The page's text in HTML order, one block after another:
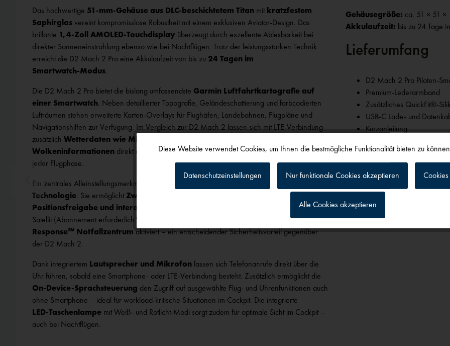
Das hochwertige 51‑mm‑Gehäuse aus DLC‑beschichtetem Titan mit kratzfestem
Saphirglasvereint kompromisslose Robustheit mit einem exklusiven Aviator‑Design. Das
brillante 1,4‑Zoll AMOLED‑Touchdisplay überzeugt durch exzellente Ablesbarkeit bei
direkter Sonneneinstrahlung ebenso wie bei Nachtflügen. Trotz der leistungsstarken Technik
erreicht die D2 Mach 2 Pro eine Akkulaufzeit von bis zu 24 Tagen im
Smartwatch‑Modus.
Die D2 Mach 2 Pro bietet die bislang umfassendste Garmin Luftfahrtkartografie auf
einer Smartwatch. Neben detaillierter Topografie, Geländeschattierung und farbcodierten
Lufträumen stehen erweiterte Karten‑Overlays für Flughäfen, Landebahnen, Flugpläne und
Navigationshilfen zur Verfügung. Im Vergleich zur D2 Mach 2 lassen sich mit LTE‑Verbindung
zusätzlich Wetterdaten wie METARs, TAFs, NEXRAD‑Radar sowie Wind‑ und
Wolkeninformationen direkt auf der Karte darstellen – für fundierte Entscheidungen in
jeder Flugphase.
Ein zentrales Alleinstellungsmerkmal der D2 Mach 2 Pro ist die integrierte
Technologie. Sie ermöglichtZwei‑Wege‑Textnachrichten, LiveTrack™
Positionsfreigabe und interaktive SOS‑Funktionen
sowohl über LTE als auch über
Satellit (Abonnement erforderlich**). Im Notfall wird das rund um die Uhr besetzteGarmin
Response℠ Notfallzentrum aktiviert – ein entscheidender Sicherheitsvorteil gegenüber
der D2 Mach 2.
Dank integriertem Lautsprecher und Mikrofon lassen sich Telefonanrufe direkt über die
Uhr führen, sobald eine Smartphone‑ oder LTE‑Verbindung besteht. Zusätzlich ermöglicht die
On‑Device‑Sprachsteuerung den Zugriff auf ausgewählte Flug‑ und Uhrenfunktionen auch
ohne Smartphone – ideal für workload‑kritische Situationen im Cockpit. Die integrierte
LED‑Taschenlampe mit Weiß‑ und Rotlicht‑Modi sorgt zudem für optimale Sicht im Cockpit –
auch bei Nachtflügen.
Gehäusegröße: ca. 51 × 51 ×
Akkulaufzeit: bis zu 24 Tage
Lieferumfang
D2 Mach 2 Pro
Premium‑Lederarmband
Zusätzliches
USB‑C Lade‑ und
Kurzanleitung
Hinweis:** Zur Nutzung der
Tracking
Externe Medien
Diese Website verwendet Cookies, um Ihnen die bestmögliche Funktionalität bieten zu
Datenschutzeinstellungen Nur funktionale Cookies akzeptieren
Alle Cookies akzeptieren